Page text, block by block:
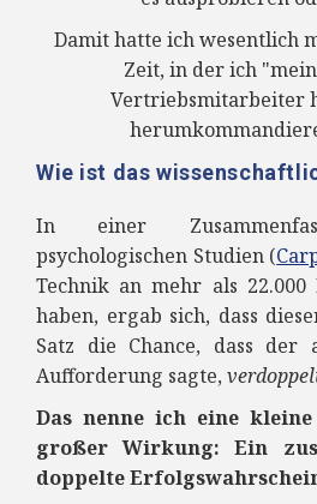
Damit hatte ich wesentlich
Zeit, in der ich
Vertriebsmitarbeiter
Wie ist das
In einer
psychologischen Studien (
Technik an mehr als 22.000
haben, ergab sich, dass
Satz die Chance, dass der
Aufforderung sagte,
Das nenne ich eine
großer Wirkung: Ein
doppelte